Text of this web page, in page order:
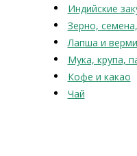
Индийские
Зерно,
Лапша и
Мука, крупа,
Кофе и какао
Чай